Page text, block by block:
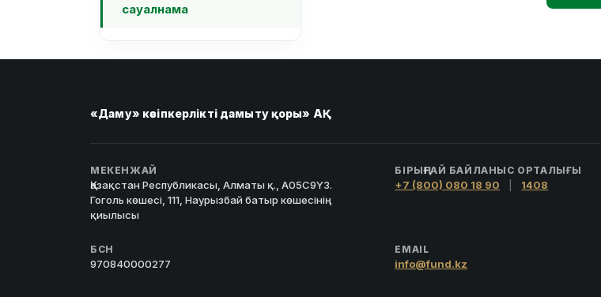
сауалнама
«Даму» кәсіпкерлікті дамыту қоры» АҚ
МЕКЕНЖАЙ
Қазақстан Республикасы, Алматы қ., A05C9Y3.
Гоголь көшесі, 111, Наурызбай батыр көшесінің
қиылысы
БІРЫҢҒАЙ БАЙЛАНЫС ОРТАЛЫҒЫ
+7 (800) 080 18 90 1408
БСН
970840000277
EMAIL
info@fund.kz